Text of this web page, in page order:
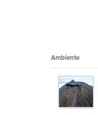
Ambiente